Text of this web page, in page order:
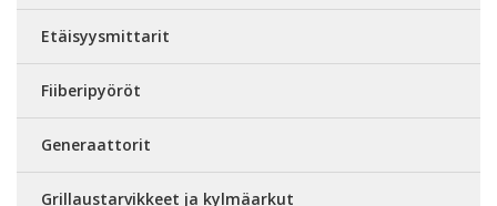
Etäisyysmittarit
Fiiberipyöröt
Generaattorit
Grillaustarvikkeet ja kylmäarkut